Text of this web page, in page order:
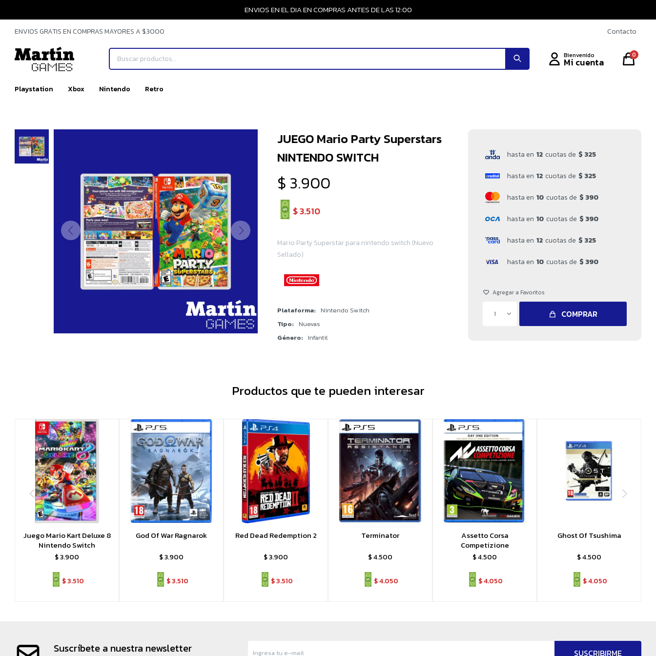
ENVIOS EN EL DIA EN COMPRAS ANTES DE LAS 12:00
Playstation Xbox Nintendo Retro
0
ENVIOS GRATIS EN COMPRAS MAYORES A $3000 Contacto
JUEGO Mario Party Superstars
NINTENDO SWITCH
$ 3.900
$3.510
Mario Party Superstar para nintendo switch (Nuevo
Sellado)
Plataforma
Nintendo Switch
Tipo
Nuevas
Género
Infantil
hasta en 12 cuotas de $ 325
hasta en 12 cuotas de $ 325
hasta en 10 cuotas de $ 390
hasta en 10 cuotas de $ 390
hasta en 12 cuotas de $ 325
hasta en 10 cuotas de $ 390
1 COMPRAR
Productos que te pueden interesar
Juego Mario Kart Deluxe 8
Nintendo Switch
$3.900
$3.510
God Of War Ragnarok
$3.900
$3.510
Red Dead Redemption 2
$3.900
$3.510
Terminator
$4.500
$4.050
Assetto Corsa
Competizione
$4.500
$4.050
Ghost Of Tsushima
$4.500
$4.050
Suscríbete a nuestra newsletter SUSCRIBIRME